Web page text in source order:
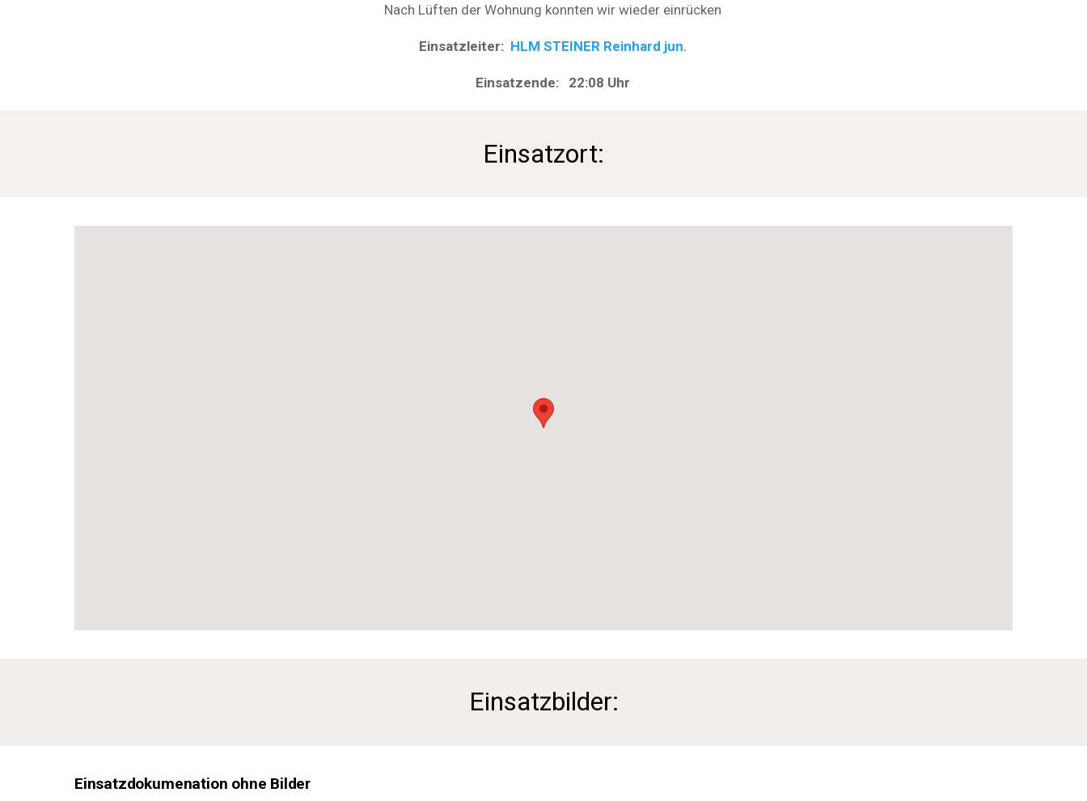
Nach Lüften der Wohnung konnten wir wieder einrücken
Einsatzleiter: HLM STEINER Reinhard jun.
Einsatzende: 22:08 Uhr
Einsatzort:
Einsatzbilder:
Einsatzdokumenation ohne Bilder